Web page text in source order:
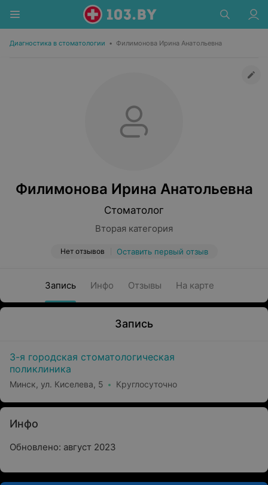
Диагностика в стоматологии • Филимонова Ирина Анатольевна
Филимонова Ирина Анатольевна
Стоматолог
Вторая категория
Нет отзывов Оставить первый отзыв
Запись Инфо Отзывы На карте
Запись
3-я городская стоматологическая
поликлиника
Минск, ул. Киселева, 5 Круглосуточно
Инфо
Обновлено: август 2023